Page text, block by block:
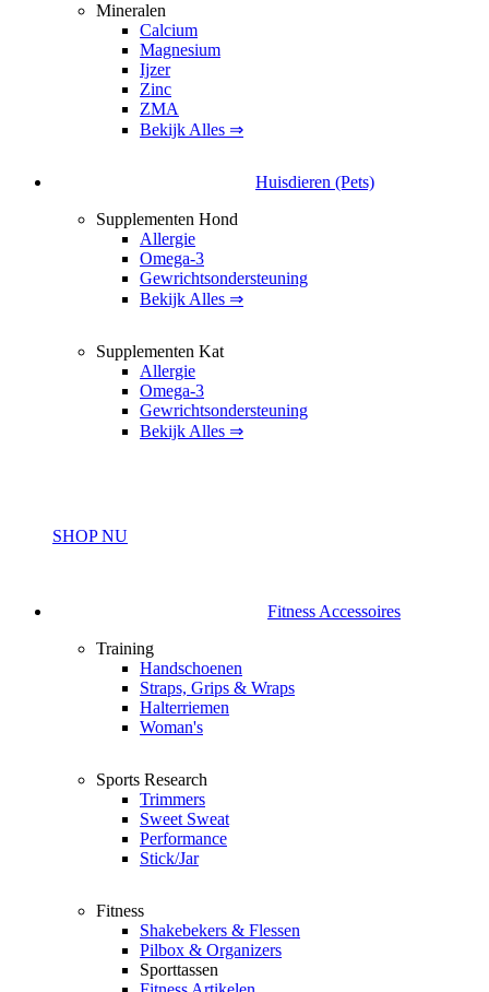
Mineralen
Calcium
Magnesium
Ijzer
Zinc
ZMA
Bekijk Alles ⇒
Huisdieren (Pets)
Supplementen Hond
Allergie
Omega-3
Gewrichtsondersteuning
Bekijk Alles ⇒
Supplementen Kat
Allergie
Omega-3
Gewrichtsondersteuning
Bekijk Alles ⇒
SHOP NU
Fitness Accessoires
Training
Handschoenen
Straps, Grips & Wraps
Halterriemen
Woman's
Sports Research
Trimmers
Sweet Sweat
Performance
Stick/Jar
Fitness
Shakebekers & Flessen
Pilbox & Organizers
Sporttassen